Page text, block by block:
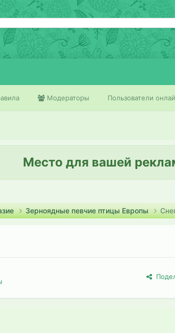
Модераторы Пользователи
Место для вашей
Зерноядные певчие птицы Европы